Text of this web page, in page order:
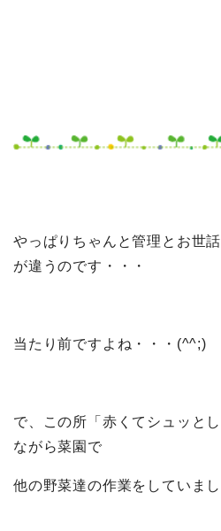
やっぱりちゃんと管理とお世
が違うのです・・・
当たり前ですよね・・・(^^;)
で、この所「赤くてシュッと
ながら菜園で
他の野菜達の作業をしていまし